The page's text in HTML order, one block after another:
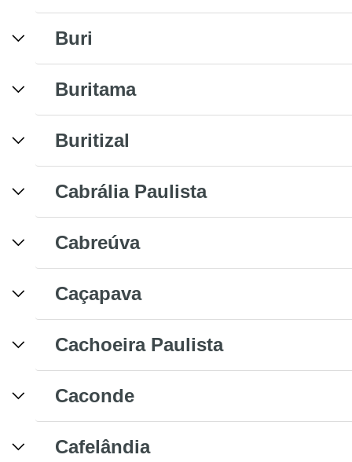
Buri
Buritama
Buritizal
Cabrália Paulista
Cabreúva
Caçapava
Cachoeira Paulista
Caconde
Cafelândia